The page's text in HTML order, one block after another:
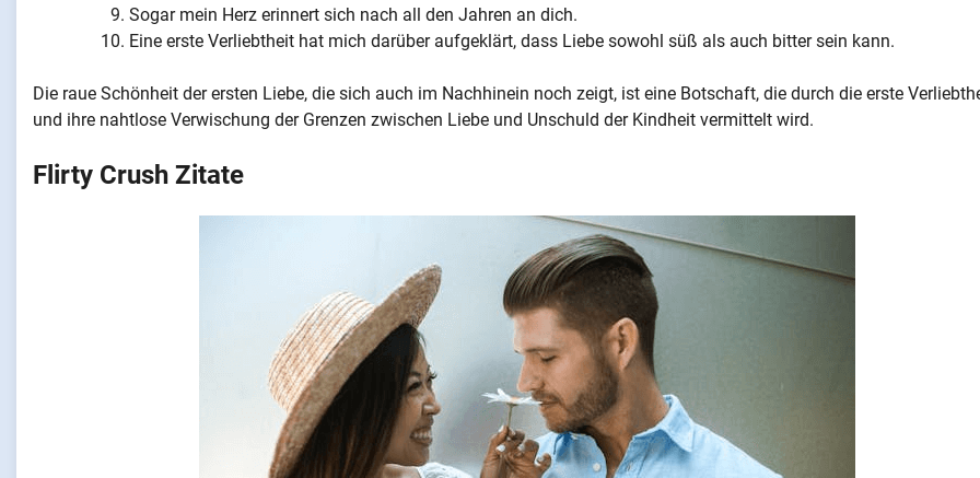
Sogar mein Herz erinnert sich nach all den Jahren an dich.
Eine erste Verliebtheit hat mich darüber aufgeklärt, dass Liebe sowohl süß als auch bitter sein kann.
Die raue Schönheit der ersten Liebe, die sich auch im Nachhinein noch zeigt, ist eine Botschaft, die durch die erste
und ihre nahtlose Verwischung der Grenzen zwischen Liebe und Unschuld der Kindheit vermittelt wird.
Flirty Crush Zitate